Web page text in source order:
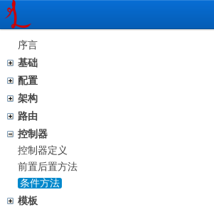
序言
基础
配置
架构
路由
控制器
控制器定义
前置后置方法
条件方法
模板